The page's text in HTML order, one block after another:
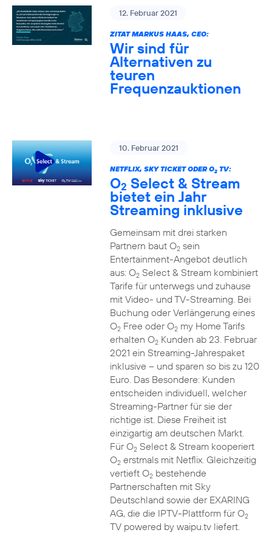
12. Februar 2021
ZITAT MARKUS HAAS, CEO:
Wir sind für
Alternativen zu
teuren
Frequenzauktionen
10. Februar 2021
NETFLIX, SKY TICKET ODER O2TV:
O2 Select & Stream
bietet ein Jahr
Streaming inklusive
Gemeinsam mit drei starken
Partnern baut O2sein
Entertainment-Angebot deutlich
aus: O2Select & Stream kombiniert
Tarife für unterwegs und zuhause
mit Video- und TV-Streaming. Bei
Buchung oder Verlängerung eines
O2Free oder O2my Home Tarifs
erhalten O2Kunden ab 23. Februar
2021 ein Streaming-Jahrespaket
inklusive – und sparen so bis zu 120
Euro. Das Besondere: Kunden
entscheiden individuell, welcher
Streaming-Partner für sie der
richtige ist. Diese Freiheit ist
einzigartig am deutschen Markt.
Für O2Select & Stream kooperiert
O2erstmals mit Netflix. Gleichzeitig
vertieft O2bestehende
Partnerschaften mit Sky
Deutschland sowie der EXARING
AG, die die IPTV-Plattform für O2
TV powered by waipu.tv liefert.